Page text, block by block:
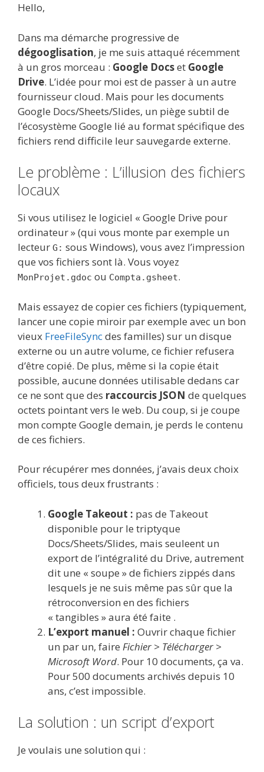
Hello,
Dans ma démarche progressive de
dégooglisation, je me suis attaqué récemment
à un gros morceau : Google Docset Google
Drive. L’idée pour moi est de passer à un autre
fournisseur cloud. Mais pour les documents
Google Docs/Sheets/Slides, un piège subtil de
l’écosystème Google lié au format spécifique des
fichiers rend difficile leur sauvegarde externe.
Le problème : L’illusion des fichiers
locaux
Si vous utilisez le logiciel « Google Drive pour
ordinateur » (qui vous monte par exemple un
lecteur G: sous Windows), vous avez l’impression
que vos fichiers sont là. Vous voyez
MonProjet.gdoc ou Compta.gsheet.
Mais essayez de copier ces fichiers (typiquement,
lancer une copie miroir par exemple avec un bon
vieux FreeFileSyncdes familles) sur un disque
externe ou un autre volume, ce fichier refusera
d’être copié. De plus, même si la copie était
possible, aucune données utilisable dedans car
ce ne sont que des raccourcis JSON de quelques
octets pointant vers le web. Du coup, si je coupe
mon compte Google demain, je perds le contenu
de ces fichiers.
Pour récupérer mes données, j’avais deux choix
officiels, tous deux frustrants :
Google Takeout : pas de Takeout
disponible pour le triptyque
Docs/Sheets/Slides, mais seuleent un
export de l’intégralité du Drive, autrement
dit une « soupe » de fichiers zippés dans
lesquels je ne suis même pas sûr que la
rétroconversion en des fichiers
« tangibles » aura été faite .
L’export manuel : Ouvrir chaque fichier
un par un, faire Fichier > Télécharger >
Microsoft Word. Pour 10 documents, ça va.
Pour 500 documents archivés depuis 10
ans, c’est impossible.
La solution : un script d’export
Je voulais une solution qui :